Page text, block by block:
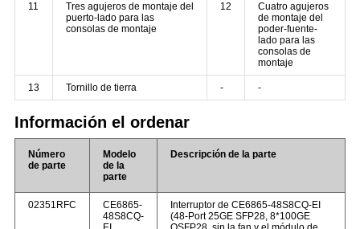
11
Tres agujeros de montaje del
puerto-lado para las
consolas de montaje
12
Cuatro agujeros
de montaje del
poder-fuente-
lado para las
consolas de
montaje
13 Tornillo de tierra - -
Información el ordenar
Número
de parte
Modelo
de la
parte
Descripción de la parte
02351RFC
CE6865-
48S8CQ-
Interruptor de CE6865-48S8CQ-EI
(48-Port 25GE SFP28, 8*100GE